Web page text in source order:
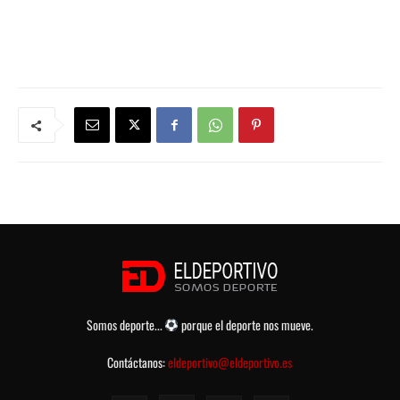
Somos deporte...
porque el deporte nos mueve.
Contáctanos:eldeportivo@eldeportivo.es